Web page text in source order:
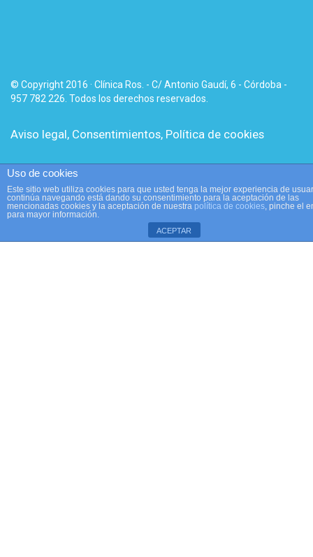
© Copyright 2016 · Clínica Ros. - C/ Antonio Gaudí, 6 - Córdoba -
957 782 226. Todos los derechos reservados.
Aviso legal, Consentimientos, Política de cookies
Uso de cookies
Este sitio web utiliza cookies para que usted tenga la mejor experiencia de
continúa navegando está dando su consentimiento para la aceptación de las
mencionadas cookies y la aceptación de nuestra política de cookies, pinche el
para mayor información.
ACEPTAR